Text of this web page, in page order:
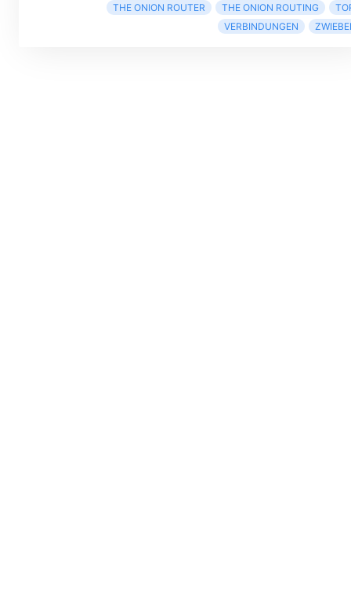
THE ONION ROUTER
THE ONION ROUTING
VERBINDUNGEN
ZWIEBEL